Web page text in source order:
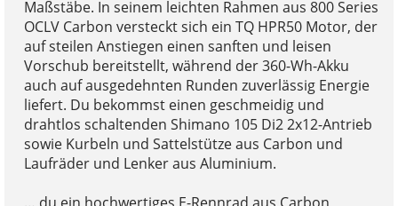
Maßstäbe. In seinem leichten Rahmen aus 800 Series
OCLV Carbon versteckt sich ein TQ HPR50 Motor, der
auf steilen Anstiegen einen sanften und leisen
Vorschub bereitstellt, während der 360-Wh-Akku
auch auf ausgedehnten Runden zuverlässig Energie
liefert. Du bekommst einen geschmeidig und
drahtlos schaltenden Shimano 105 Di2 2x12-Antrieb
sowie Kurbeln und Sattelstütze aus Carbon und
Laufräder und Lenker aus Aluminium.